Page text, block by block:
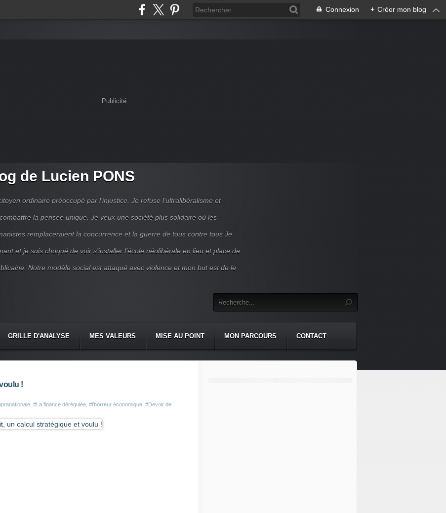
Connexion + Créer mon blog
Publicité
de Lucien PONS
ordinaire préoccupé par l’injustice. Je refuse l'ultralibéralisme et
la pensée unique. Je veux une société plus solidaire où les
remplaceraient la concurrence et la guerre de tous contre tous Je
et je suis choqué de voir s’installer l’école néolibérale en lieu et place de
Notre modèle social est attaqué avec violence et mon but est de le
GRILLE D'ANALYSE MES VALEURS MISE AU POINT MON PARCOURS CONTACT
!
#La finance dérégulée #l'horreur économique #Devoir de